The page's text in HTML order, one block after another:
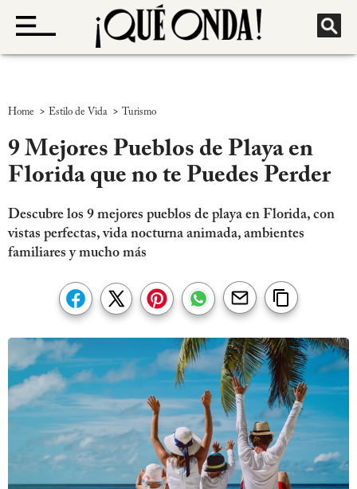
Home > Estilo de Vida > Turismo
9 Mejores Pueblos de Playa en
Florida que no te Puedes Perder
Descubre los 9 mejores pueblos de playa en Florida, con
vistas perfectas, vida nocturna animada, ambientes
familiares y mucho más